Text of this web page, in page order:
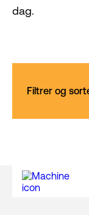
dag.
Filtrer og